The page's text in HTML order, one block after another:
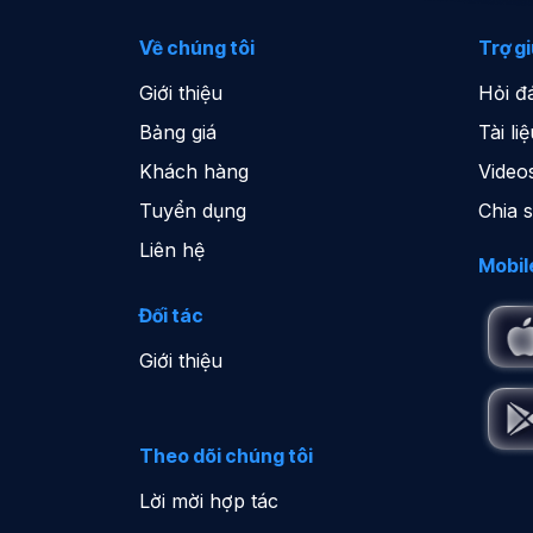
Về chúng tôi
Giới thiệu
Bảng giá
Khách hàng
Tuyển dụng
Liên hệ
Đối tác
Giới thiệu
Theo dõi chúng tôi
Lời mời hợp tác
Trợ
Hỏi
Tài
Chia